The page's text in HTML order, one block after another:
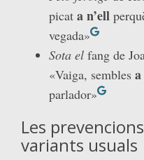
picat a n’ell
vegada»
Sota el fang de
«Vaiga, sembles
parlador»
Les
variants usuals